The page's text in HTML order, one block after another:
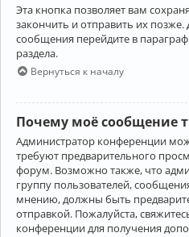
Эта кнопка позволяет вам
закончить и отправить их позже.
сообщения перейдите в
раздела.
Вернуться к началу
Почему моё сообщение
Администратор конференции
требуют предварительного
форум. Возможно также, что
группу пользователей,
мнению, должны быть
отправкой. Пожалуйста,
конференции для получения